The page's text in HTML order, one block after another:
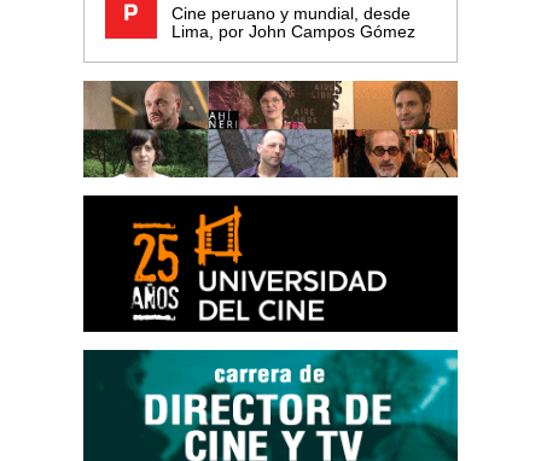
Cine peruano y mundial, desde
Lima, por John Campos Gómez